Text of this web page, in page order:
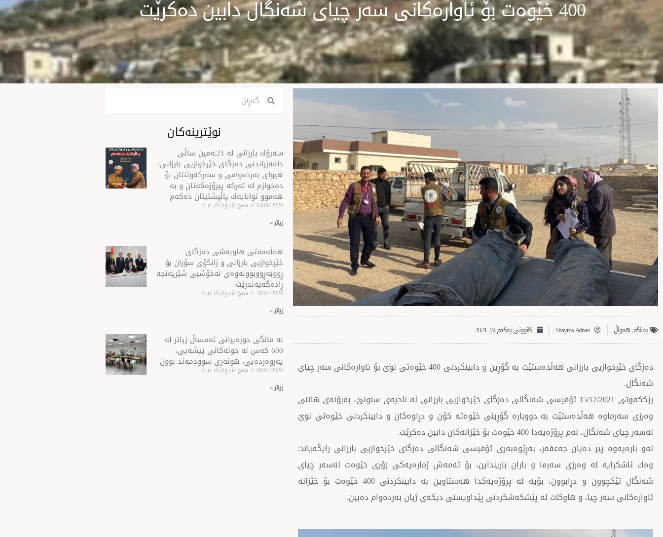
400 خێوەت بۆ ئاوارەكانی سەر چیای شەنگال دابین دەكرێت
پەناگە,‌‌هەواڵ Shayma Adnan کانوونی یەکەم 19, 2021
دەزگای خێرخوازیی بارزانی هەڵدەستێت بە گۆڕین و دابینكردنی 400 خێوەتی نوێ بۆ ئاوارەكانی سەر چیای
شەنگال.
رێككەوتی 15/12/2021 ئۆفیسی شەنگالی دەزگای خێرخوازیی بارزانی لە ناحیەی سنونێ، بەبۆنەی هاتنی
وەرزی سەرماوە هەڵدەستێت بە دووبارە گۆڕینی خێوەتە كۆن و دڕاوەكان و دابینكردنی خێوەتی نوێ
لەسەر چیای شەنگال، لەم پرۆژەیەدا 400 خێوەت بۆ خێزانەكان دابین دەكرێت.
لەو بارەیەوە پیر دەیان جەعفەر، بەڕێوەبەری ئۆفیسی شەنگالی دەزگای خێرخوازیی بارزانی رایگەیاند:
وەك ئاشكرایە لە وەرزی سەرما و باران بارینداین، بۆ ئەمەش ژمارەیەكی زۆری خێوەت لەسەر چیای
شەنگال تێكچوون و دڕابوون، بۆیە لە پرۆژەیەكدا هەستاوین بە دابینكردنی 400 خێوەت بۆ خێزانە
ئاوارەكانی سەر چیا، و هاوكات لە پێشكەشكردنی پێداویستی دیكەی ژیان بەردەوام دەبین.
Search
Search
نوێترینەکان
سه‌رۆك بارزانی له‌ 21ـه‌مین ساڵی
دامەزراندنی دەزگای خێرخوازیی بارزانی:
هیوای بەردەوامی و سەركەوتنتان بۆ
دەخوازم لە ئەركە پیرۆزەكەتان و بە
هەموو توانایەك پاڵپشتیتان دەكەم
04/08/2026 هیچ لێدوانێک نییە
زیاتر »
هه‌ڵه‌مه‌تی هاو‌به‌شی ده‌زگای
خێرخوازیی بارزانی و زانكۆی سۆران بۆ
ڕووبه‌ڕووبوونه‌وه‌ی نه‌خۆشیی شێرپه‌نجه‌
ڕاده‌گه‌یه‌ندرێت
28/07/2026 هیچ لێدوانێک نییە
زیاتر »
لە مانگی حوزەیرانی ئەمساڵ زیاتر له‌
600 كه‌س له‌ خولەكانی پیشەیی،
پەروەردەیی، هونەری سوودمه‌ند بوون
08/07/2026 هیچ لێدوانێک نییە
زیاتر »